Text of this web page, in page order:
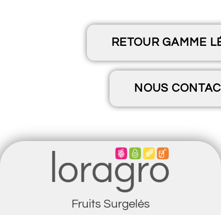
RETOUR GAMME
NOUS
Fruits Surgelés